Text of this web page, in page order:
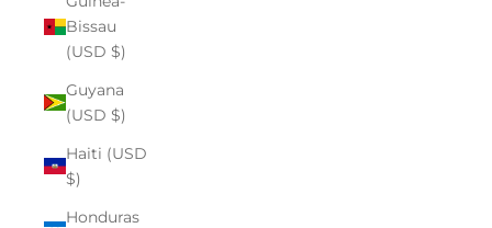
Bissau
(USD $)
Guyana
(USD $)
Haiti (USD
$)
Honduras